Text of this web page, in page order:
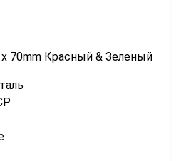
70mm Красный & Зеленый